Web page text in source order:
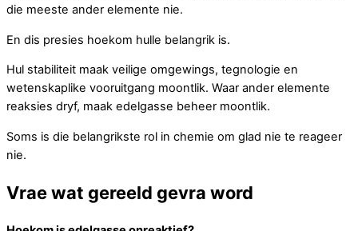
die meeste ander elemente nie.
En dis presies hoekom hulle belangrik is.
Hul stabiliteit maak veilige omgewings, tegnologie en
wetenskaplike vooruitgang moontlik. Waar ander elemente
reaksies dryf, maak edelgasse beheer moontlik.
Soms is die belangrikste rol in chemie om glad nie te reageer
nie.
Vrae wat gereeld gevra word